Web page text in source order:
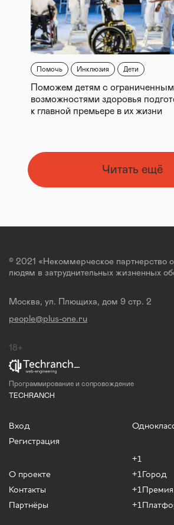
Помочь Инклюзия Дети
Поможем детям с
возможностями здоровья
к главной премьере в их жизни
Читать ещё
© 2021 «Некоммерческое партнерство
людям в затруднительных жизненных
Москва, ул. Плющиха, дом 9 стр. 2
people@plus-one.ru
18+
Программирование и сопровождение
TECHRANCH
Вход
Регистрация
О проекте
Контакты
Партнёры
+1
+1Город
+1Премия